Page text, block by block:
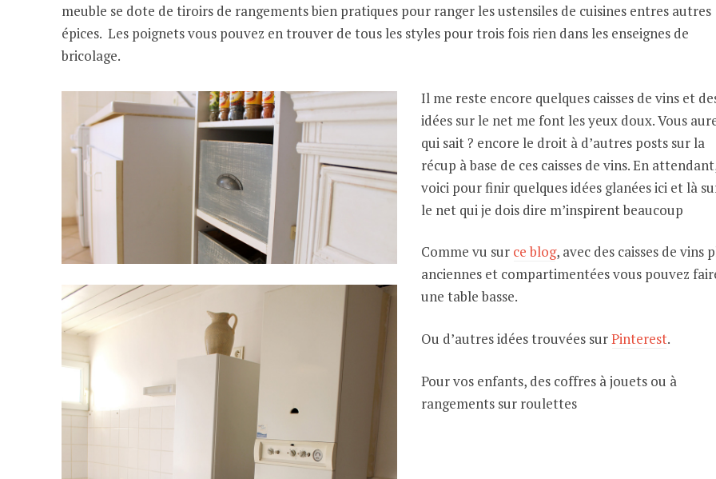
meuble se dote de tiroirs de rangements bien pratiques pour ranger les ustensiles de cuisines entres autres
épices. Les poignets vous pouvez en trouver de tous les styles pour trois fois rien dans les enseignes de
bricolage.
Il me reste encore quelques caisses de vins et
idées sur le net me font les yeux doux. Vous
qui sait ? encore le droit à d’autres posts sur la
récup à base de ces caisses de vins. En
voici pour finir quelques idées glanées ici et là
le net qui je dois dire m’inspirent beaucoup
Comme vu sur ce blog, avec des caisses de vins
anciennes et compartimentées vous pouvez
une table basse.
Ou d’autres idées trouvées surPinterest.
Pour vos enfants, des coffres à jouets ou à
rangements sur roulettes